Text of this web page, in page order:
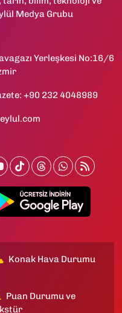
Medya Grubu
Yerleşkesi No:16/6
+90 232 4048989
Konak Hava Durumu
Puan Durumu ve